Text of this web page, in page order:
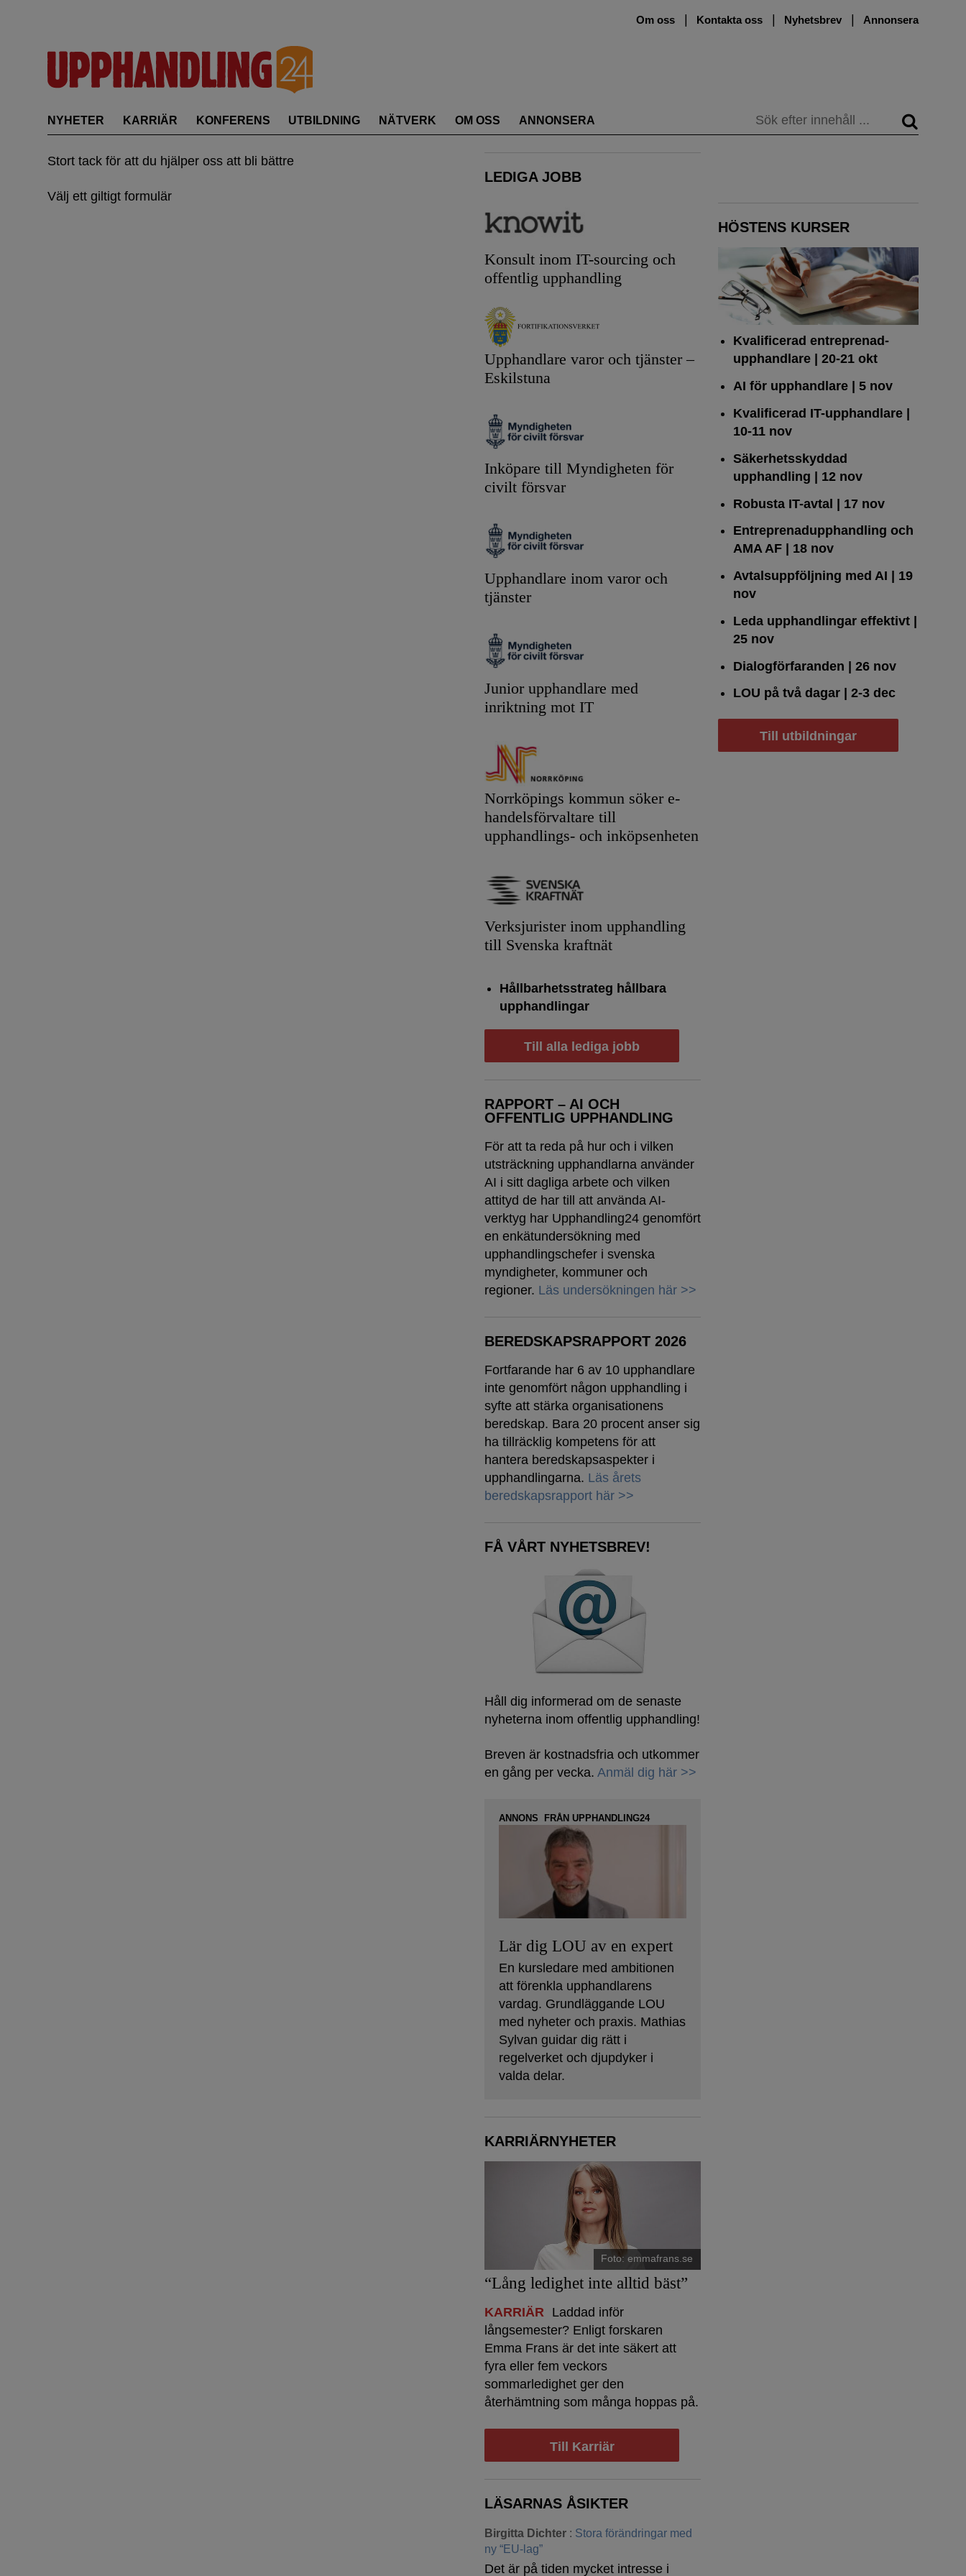
Om oss Kontakta oss Nyhetsbrev Annonsera
NYHETER KARRIÄR KONFERENS UTBILDNING NÄTVERK OM OSS ANNONSERA Sök
Stort tack för att du hjälper oss att bli bättre
Välj ett giltigt formulär
LEDIGA JOBB
Konsult inom IT-sourcing och
offentlig upphandling
Upphandlare varor och tjänster –
Eskilstuna
Inköpare till Myndigheten för
civilt försvar
Upphandlare inom varor och
tjänster
Junior upphandlare med
inriktning mot IT
Norrköpings kommun söker e-
handelsförvaltare till
upphandlings- och inköpsenheten
Verksjurister inom upphandling
till Svenska kraftnät
Hållbarhetsstrateg hållbara
upphandlingar
Till alla lediga jobb
RAPPORT – AI OCH
OFFENTLIG UPPHANDLING
För att ta reda på hur och i vilken
utsträckning upphandlarna använder
AI i sitt dagliga arbete och vilken
attityd de har till att använda AI-
verktyg har Upphandling24 genomfört
en enkätundersökning med
upphandlingschefer i svenska
myndigheter, kommuner och
regioner. Läs undersökningen här >>
BEREDSKAPSRAPPORT 2026
Fortfarande har 6 av 10 upphandlare
inte genomfört någon upphandling i
syfte att stärka organisationens
beredskap. Bara 20 procent anser sig
ha tillräcklig kompetens för att
hantera beredskapsaspekter i
upphandlingarna. Läs årets
beredskapsrapport här >>
FÅ VÅRT NYHETSBREV!
Håll dig informerad om de senaste
nyheterna inom offentlig upphandling!
Breven är kostnadsfria och utkommer
en gång per vecka.Anmäl dig här >>
ANNONS FRÅN UPPHANDLING24
Lär dig LOU av en expert
En kursledare med ambitionen
att förenkla upphandlarens
vardag. Grundläggande LOU
med nyheter och praxis. Mathias
Sylvan guidar dig rätt i
regelverket och djupdyker i
valda delar.
KARRIÄRNYHETER
Foto: emmafrans.se
“Lång ledighet inte alltid bäst”
KARRIÄR Laddad inför
långsemester? Enligt forskaren
Emma Frans är det inte säkert att
fyra eller fem veckors
sommarledighet ger den
återhämtning som många hoppas på.
Till Karriär
LÄSARNAS ÅSIKTER
Birgitta Dichter : Stora förändringar med
ny “EU-lag”
Det är på tiden mycket intresse i
HÖSTENS KURSER
Kvalificerad entreprenad­
upphandlare
| 20-21 okt
AI för upphandlare | 5 nov
Kvalificerad IT-upphandlare |
10-11 nov
Säkerhetsskyddad
upphandling | 12 nov
Robusta IT-avtal | 17 nov
Entreprenadupphandling och
AMA AF | 18 nov
Avtalsuppföljning med AI | 19
nov
Leda upphandlingar effektivt |
25 nov
Dialogförfaranden | 26 nov
LOU på två dagar | 2-3 dec
Till utbildningar